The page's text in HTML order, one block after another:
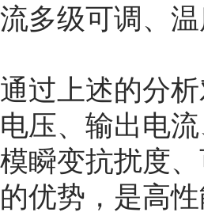
流多级可调、
通过上述的分
电压、输出电
模瞬变抗扰度
的优势，是高